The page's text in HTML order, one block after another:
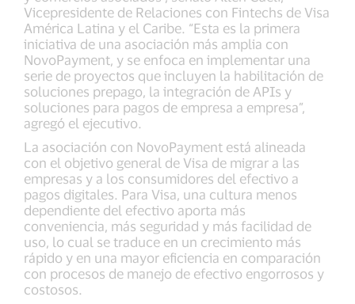
Vicepresidente de Relaciones con Fintechs de Visa
América Latina y el Caribe. “Esta es la primera
iniciativa de una asociación más amplia con
NovoPayment, y se enfoca en implementar una
serie de proyectos que incluyen la habilitación de
soluciones prepago, la integración de APIs y
soluciones para pagos de empresa a empresa”,
agregó el ejecutivo.
La asociación con NovoPayment está alineada
con el objetivo general de Visa de migrar a las
empresas y a los consumidores del efectivo a
pagos digitales. Para Visa, una cultura menos
dependiente del efectivo aporta más
conveniencia, más seguridad y más facilidad de
uso, lo cual se traduce en un crecimiento más
rápido y en una mayor eficiencia en comparación
con procesos de manejo de efectivo engorrosos y
costosos.